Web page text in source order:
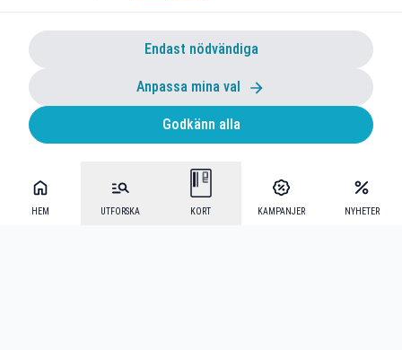
HEM UTFORSKA KORT KAMPANJER NYHETER
Endast nödvändiga
Anpassa mina val
Godkänn alla